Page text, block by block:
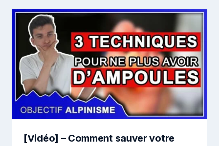
[Vidéo] – Comment sauver votre